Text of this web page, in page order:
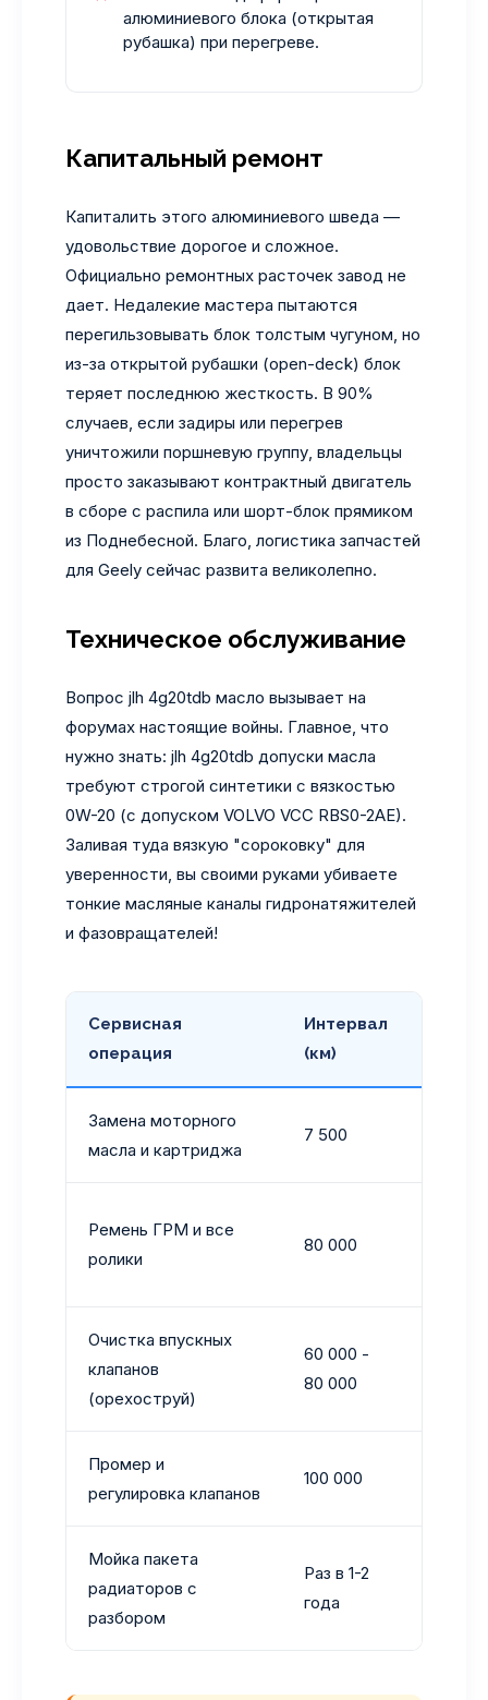
алюминиевого блока (открытая
рубашка) при перегреве.
Капитальный ремонт
Капиталить этого алюминиевого шведа —
удовольствие дорогое и сложное.
Официально ремонтных расточек завод не
дает. Недалекие мастера пытаются
перегильзовывать блок толстым чугуном, но
из-за открытой рубашки (open-deck) блок
теряет последнюю жесткость. В 90%
случаев, если задиры или перегрев
уничтожили поршневую группу, владельцы
просто заказывают контрактный двигатель
в сборе с распила или шорт-блок прямиком
из Поднебесной. Благо, логистика запчастей
для Geely сейчас развита великолепно.
Техническое обслуживание
Вопрос jlh 4g20tdb масло вызывает на
форумах настоящие войны. Главное, что
нужно знать: jlh 4g20tdb допуски масла
требуют строгой синтетики с вязкостью
0W-20 (с допуском VOLVO VCC RBS0-2AE).
Заливая туда вязкую "сороковку" для
уверенности, вы своими руками убиваете
тонкие масляные каналы гидронатяжителей
и фазовращателей!
Сервисная
операция
Интервал
(км)
Замена моторного
масла и картриджа
7 500
Ремень ГРМ и все
ролики
80 000
Очистка впускных
клапанов
(орехоструй)
60 000 -
80 000
Промер и
регулировка клапанов
100 000
Мойка пакета
радиаторов с
разбором
Раз в 1-2
года